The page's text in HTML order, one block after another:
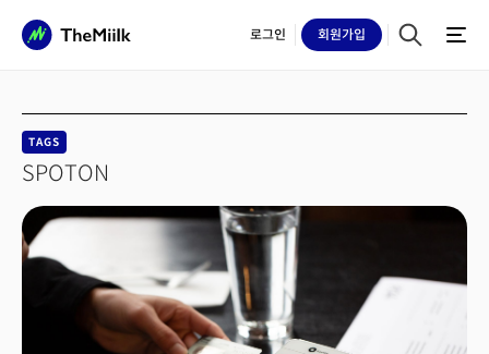
로그인 회원가입
TAGS
SPOTON